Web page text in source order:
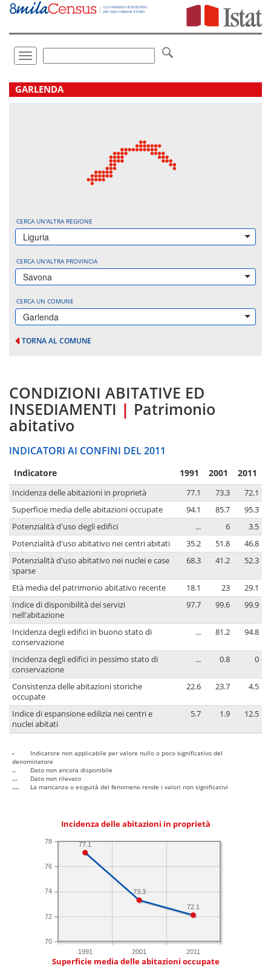
Vai
direttamente
Toggle
navigation
.
GARLENDA
CERCA UN'ALTRA REGIONE
Liguria
CERCA UN'ALTRA PROVINCIA
Savona
CERCA UN COMUNE
Garlenda
TORNA AL COMUNE
CONDIZIONI ABITATIVE ED
INSEDIAMENTI | Patrimonio
abitativo
INDICATORI AI CONFINI DEL 2011
Indicatore 1991 2001 2011
Incidenza delle abitazioni in proprietà 77.1 73.3
72.1
Superficie media delle abitazioni occupate
94.1 85.7
95.3
Potenzialità d'uso degli edifici
... 6
3.5
Potenzialità d'uso abitativo nei centri abitati
35.2 51.8
46.8
Potenzialità d'uso abitativo nei nuclei e case
sparse
68.3 41.2 52.3
Età media del patrimonio abitativo recente 18.1 23
29.1
Indice di disponibilità dei servizi
nell'abitazione
97.7 99.6 99.9
Incidenza degli edifici in buono stato di
conservazione
... 81.2 94.8
Incidenza degli edifici in pessimo stato di
conservazione
... 0.8 0
Consistenza delle abitazioni storiche
occupate
22.6 23.7 4.5
Indice di espansione edilizia nei centri e
nuclei abitati
5.7 1.9 12.5
-
Indicatore non applicabile per valore nullo o poco significativo del
denominatore
..
Dato non ancora disponibile
...
Dato non rilevato
....
La mancanza o esiguità del fenomeno rende i valori non significativi
Incidenza delle abitazioni in proprietà
1991 2001 2011
70
72
74
76
78
72.1
73.3
77.1
Superficie media delle abitazioni occupate